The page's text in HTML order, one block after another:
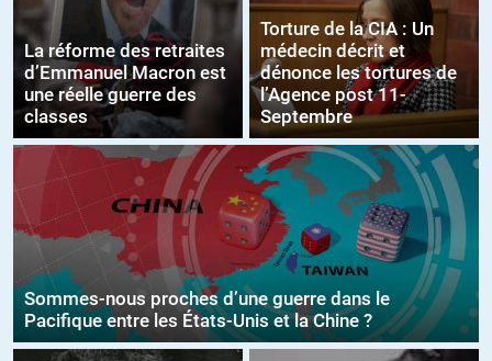
La réforme des retraites
d’Emmanuel Macron est
une réelle guerre des
classes
Torture de la CIA : Un
médecin décrit et
dénonce les tortures de
l’Agence post 11-
Septembre
Sommes-nous proches d’une guerre dans le
Pacifique entre les États-Unis et la Chine ?